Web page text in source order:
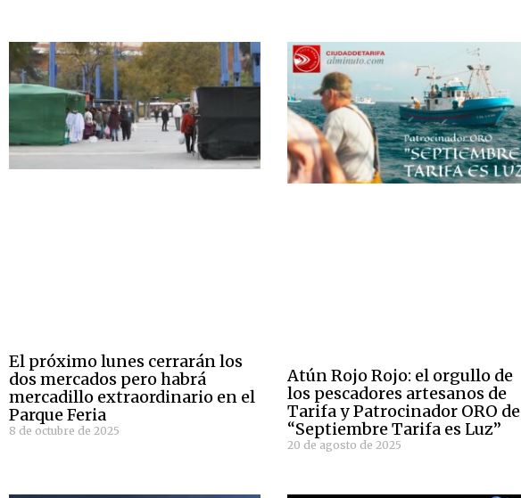
El próximo lunes cerrarán los
dos mercados pero habrá
mercadillo extraordinario en el
Parque Feria
8 de octubre de 2025
Atún Rojo Rojo: el orgullo de
los pescadores artesanos de
Tarifa y Patrocinador ORO de
“Septiembre Tarifa es Luz”
20 de agosto de 2025